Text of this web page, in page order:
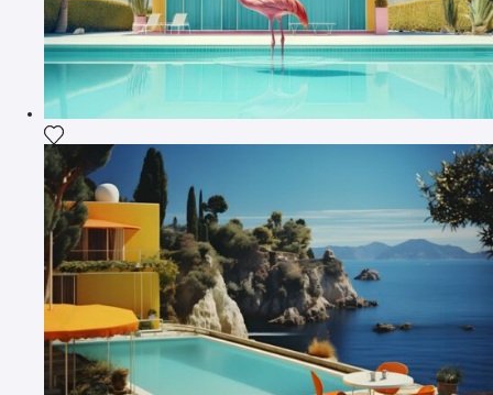
Fügen Sie das Foto meiner Wunschliste hinzu